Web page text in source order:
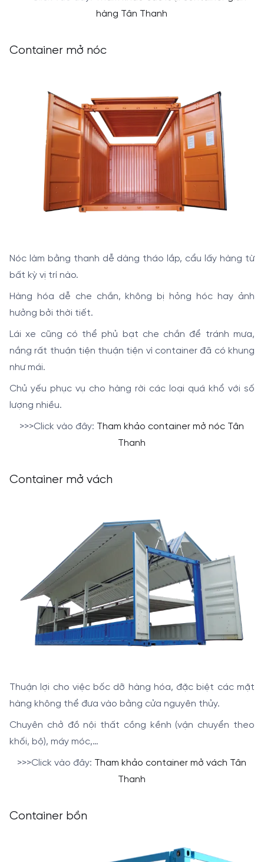
hàng Tân Thanh
Container mở nóc
Nóc làm bằng thanh dễ dàng tháo lắp, cẩu lấy hàng từ
bất kỳ vị trí nào.
Hàng hóa dễ che chắn, không bị hỏng hóc hay ảnh
hưởng bởi thời tiết.
Lái xe cũng có thể phủ bạt che chắn để tránh mưa,
nắng rất thuận tiện thuận tiện vì container đã có khung
như mái.
Chủ yếu phục vụ cho hàng rời các loại quá khổ với số
lượng nhiều.
>>>Click vào đây: Tham khảo container mở nóc Tân
Thanh
Container mở vách
Thuận lợi cho việc bốc dỡ hàng hóa, đặc biệt các mặt
hàng không thể đưa vào bằng cửa nguyên thủy.
Chuyên chở đồ nội thất cồng kềnh (vận chuyển theo
khối, bộ), máy móc,…
>>>Click vào đây: Tham khảo container mở vách Tân
Thanh
Container bồn